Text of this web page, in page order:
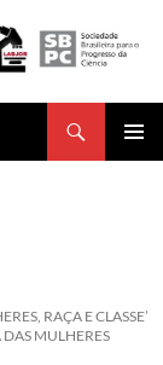
RAÇA E CLASSE’
MULHERES